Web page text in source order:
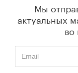
Мы
актуальных
во